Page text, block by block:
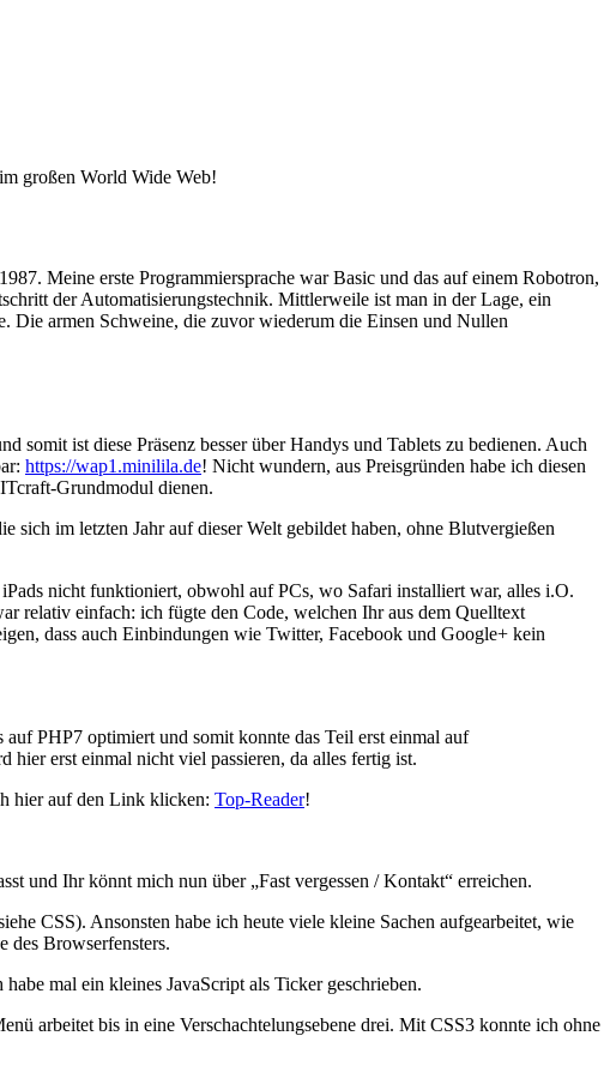
großen World Wide Web!
Meine erste Programmiersprache war Basic und das auf einem Robotron,
der Automatisierungstechnik. Mittlerweile ist man in der Lage, ein
Die armen Schweine, die zuvor wiederum die Einsen und Nullen
ist diese Präsenz besser über Handys und Tablets zu bedienen. Auch
https://wap1.minilila.de! Nicht wundern, aus Preisgründen habe ich diesen
Grundmodul dienen.
sich im letzten Jahr auf dieser Welt gebildet haben, ohne Blutvergießen
nicht funktioniert, obwohl auf PCs, wo Safari installiert war, alles i.O.
relativ einfach: ich fügte den Code, welchen Ihr aus dem Quelltext
dass auch Einbindungen wie Twitter, Facebook und Google+ kein
PHP7 optimiert und somit konnte das Teil erst einmal auf
erst einmal nicht viel passieren, da alles fertig ist.
hier auf den Link klicken: Top-Reader!
und Ihr könnt mich nun über „Fast vergessen / Kontakt“ erreichen.
CSS). Ansonsten habe ich heute viele kleine Sachen aufgearbeitet, wie
des Browserfensters.
mal ein kleines JavaScript als Ticker geschrieben.
arbeitet bis in eine Verschachtelungsebene drei. Mit CSS3 konnte ich ohne